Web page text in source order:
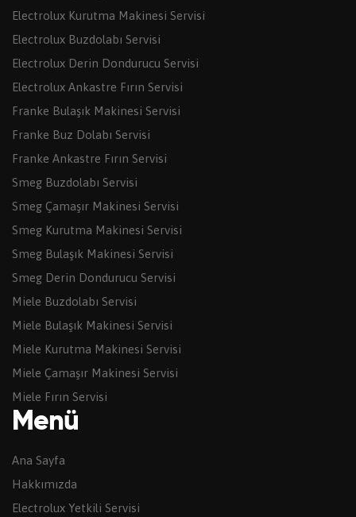
Electrolux Kurutma Makinesi Servisi
Electrolux Buzdolabı Servisi
Electrolux Derin Dondurucu Servisi
Electrolux Ankastre Fırın Servisi
Franke Bulaşık Makinesi Servisi
Franke Buz Dolabı Servisi
Franke Ankastre Fırın Servisi
Smeg Buzdolabı Servisi
Smeg Çamaşır Makinesi Servisi
Smeg Kurutma Makinesi Servisi
Smeg Bulaşık Makinesi Servisi
Smeg Derin Dondurucu Servisi
Miele Buzdolabı Servisi
Miele Bulaşık Makinesi Servisi
Miele Kurutma Makinesi Servisi
Miele Çamaşır Makinesi Servisi
Miele Fırın Servisi
Menü
Ana Sayfa
Hakkımızda
Electrolux Yetkili Servisi